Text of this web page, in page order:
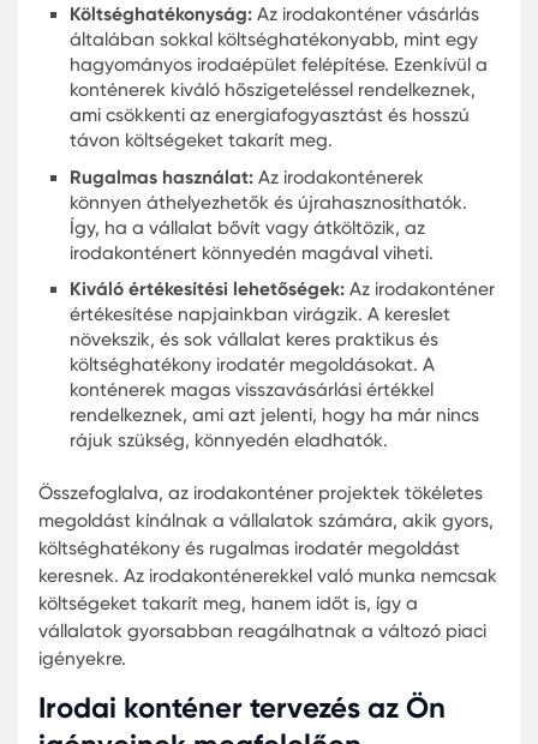
alternatívát kínálnak azoknak, akik nem
szeretnének hosszú távú kötelezettséget
de mégis professzionális megoldásra